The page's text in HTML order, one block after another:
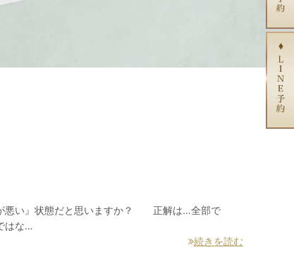
悪い』状態だと思いますか？ 正解は…全部で
はな…
続きを読む